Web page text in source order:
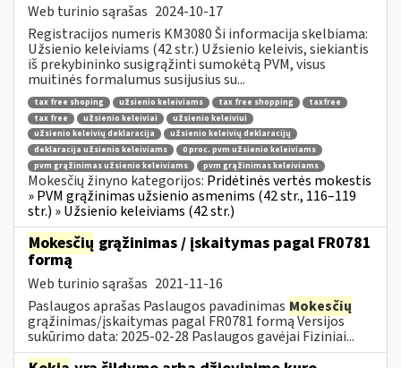
Web turinio sąrašas 2024-10-17
Registracijos numeris KM3080 Ši informacija skelbiama:
Užsienio keleiviams (42 str.) Užsienio keleivis, siekiantis
iš prekybininko susigrąžinti sumokėtą PVM, visus
muitinės formalumus susijusius su...
tax free shoping užsienio keleiviams tax free shopping
taxfree
tax free
užsienio keleiviai
užsienio keleiviui
užsienio keleivių deklaracija
užsienio keleivių deklaracijų
deklaracija užsienio keleiviams
0 proc. pvm užsienio keleiviams
pvm grąžinimas užsienio keleiviams
pvm grąžinimas keleiviams
Mokesčių žinyno kategorijos: Pridėtinės vertės mokestis
» PVM grąžinimas užsienio asmenims (42 str., 116–119
str.) » Užsienio keleiviams (42 str.)
Mokesčių grąžinimas / įskaitymas pagal FR0781
formą
Web turinio sąrašas 2021-11-16
Paslaugos aprašas Paslaugos pavadinimas Mokesčių
grąžinimas/įskaitymas pagal FR0781 formą Versijos
sukūrimo data: 2025-02-28 Paslaugos gavėjai Fiziniai...